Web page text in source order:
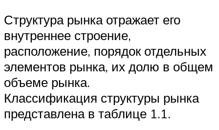
Структура рынка отражает его
внутреннее строение,
расположение, порядок отдельных
элементов рынка, их долю в общем
объеме рынка.
Классификация структуры рынка
представлена в таблице 1.1.